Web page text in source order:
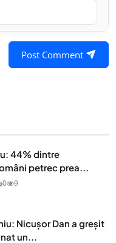
Post Comment
44% dintre
petrec prea...
0 9
Nicușor Dan a greșit
un...